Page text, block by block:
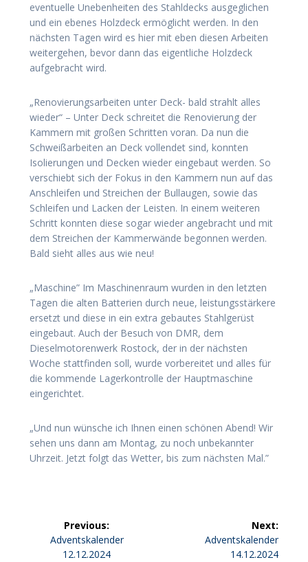
eventuelle Unebenheiten des Stahldecks ausgeglichen
und ein ebenes Holzdeck ermöglicht werden. In den
nächsten Tagen wird es hier mit eben diesen Arbeiten
weitergehen, bevor dann das eigentliche Holzdeck
aufgebracht wird.
„Renovierungsarbeiten unter Deck- bald strahlt alles
wieder“ – Unter Deck schreitet die Renovierung der
Kammern mit großen Schritten voran. Da nun die
Schweißarbeiten an Deck vollendet sind, konnten
Isolierungen und Decken wieder eingebaut werden. So
verschiebt sich der Fokus in den Kammern nun auf das
Anschleifen und Streichen der Bullaugen, sowie das
Schleifen und Lacken der Leisten. In einem weiteren
Schritt konnten diese sogar wieder angebracht und mit
dem Streichen der Kammerwände begonnen werden.
Bald sieht alles aus wie neu!
„Maschine” Im Maschinenraum wurden in den letzten
Tagen die alten Batterien durch neue, leistungsstärkere
ersetzt und diese in ein extra gebautes Stahlgerüst
eingebaut. Auch der Besuch von DMR, dem
Dieselmotorenwerk Rostock, der in der nächsten
Woche stattfinden soll, wurde vorbereitet und alles für
die kommende Lagerkontrolle der Hauptmaschine
eingerichtet.
„Und nun wünsche ich Ihnen einen schönen Abend! Wir
sehen uns dann am Montag, zu noch unbekannter
Uhrzeit. Jetzt folgt das Wetter, bis zum nächsten Mal.”
Beitragsnavigation
Previous:
Previous
post:
Adventskalender
12.12.2024
Next:
Next
Adventskalender
14.12.2024